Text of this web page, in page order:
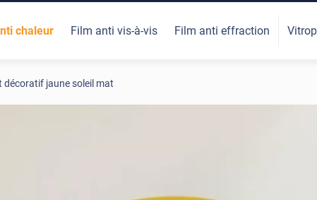
chaleur Film anti vis-à-vis Film anti effraction
décoratif jaune soleil mat